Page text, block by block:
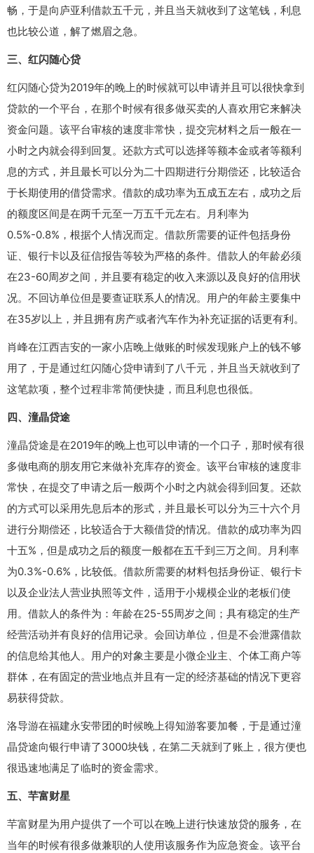
畅，于是向庐亚利借款五千元，并且当天就收到了这笔钱，利息
也比较公道，解了燃眉之急。
三、红闪随心贷
红闪随心贷为2019年的晚上的时候就可以申请并且可以很快拿到
贷款的一个平台，在那个时候有很多做买卖的人喜欢用它来解决
资金问题。该平台审核的速度非常快，提交完材料之后一般在一
小时之内就会得到回复。还款方式可以选择等额本金或者等额利
息的方式，并且最长可以分为二十四期进行分期偿还，比较适合
于长期使用的借贷需求。借款的成功率为五成五左右，成功之后
的额度区间是在两千元至一万五千元左右。月利率为
0.5%-0.8%，根据个人情况而定。借款所需要的证件包括身份
证、银行卡以及征信报告等较为严格的条件。借款人的年龄必须
在23-60周岁之间，并且要有稳定的收入来源以及良好的信用状
况。不回访单位但是要查证联系人的情况。用户的年龄主要集中
在35岁以上，并且拥有房产或者汽车作为补充证据的话更有利。
肖峰在江西吉安的一家小店晚上做账的时候发现账户上的钱不够
用了，于是通过红闪随心贷申请到了八千元，并且当天就收到了
这笔款项，整个过程非常简便快捷，而且利息也很低。
四、潼晶贷途
潼晶贷途是在2019年的晚上也可以申请的一个口子，那时候有很
多做电商的朋友用它来做补充库存的资金。该平台审核的速度非
常快，在提交了申请之后一般两个小时之内就会得到回复。还款
的方式可以采用先息后本的形式，并且最长可以分为三十六个月
进行分期偿还，比较适合于大额借贷的情况。借款的成功率为四
十五%，但是成功之后的额度一般都在五千到三万之间。月利率
为0.3%-0.6%，比较低。借款所需要的材料包括身份证、银行卡
以及企业法人营业执照等文件，适用于小规模企业的老板们使
用。借款人的条件为：年龄在25-55周岁之间；具有稳定的生产
经营活动并有良好的信用记录。会回访单位，但是不会泄露借款
的信息给其他人。用户的对象主要是小微企业主、个体工商户等
群体，在有固定的营业地点并且有一定的经济基础的情况下更容
易获得贷款。
洛导游在福建永安带团的时候晚上得知游客要加餐，于是通过潼
晶贷途向银行申请了3000块钱，在第二天就到了账上，很方便也
很迅速地满足了临时的资金需求。
五、芉富财星
芉富财星为用户提供了一个可以在晚上进行快速放贷的服务，在
当年的时候有很多做兼职的人使用该服务作为应急资金。该平台